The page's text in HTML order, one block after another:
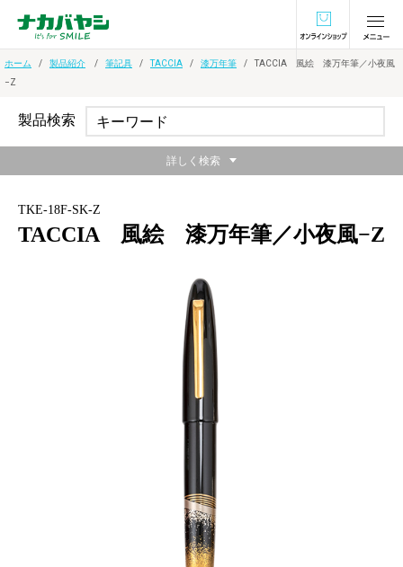
オンラインショ
ホーム 製品紹介 筆記具 TACCIA 漆万年筆
TACCIA 風絵 漆万年筆／小夜風
−Z
TKE-18F-SK-Z
TACCIA 風絵 漆万年筆／小夜風−Z
風絵は風が流れる姿を縞模様で表現し、漆塗りで一本一本美しく
製品検索
詳しく検索